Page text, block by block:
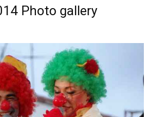
Photo gallery